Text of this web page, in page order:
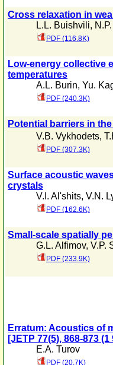
Cross relaxation in
L.L. Buishvili,
PDF (116.8K)
Low-energy collective
temperatures
A.L. Burin, Yu.
PDF (240.3K)
Potential barriers in
V.B. Vykhodets,
PDF (307.3K)
Surface acoustic
crystals
V.I. Al'shits, V.N.
PDF (162.6K)
Small-scale spatially
G.L. Alfimov, V.P.
PDF (233.9K)
Erratum: Acoustics of
[JETP 77(5), 868-873 (1
E.A. Turov
PDF (20.7K)